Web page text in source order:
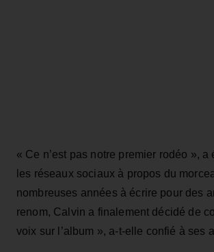
« Ce n’est pas notre premier rodéo », a
les réseaux sociaux à propos du
nombreuses années à écrire pour des
renom, Calvin a finalement décidé de
voix sur l’album », a-t-elle confié à ses